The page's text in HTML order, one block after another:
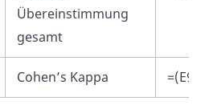
Übereinstimmung
gesamt
Cohen’s Kappa =(E9-